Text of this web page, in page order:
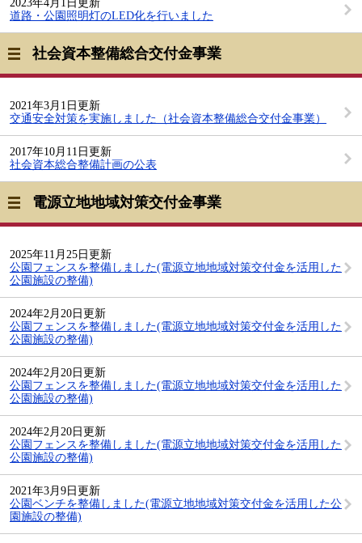
2023年4月1日更新
道路・公園照明灯のLED化を行いました
社会資本整備総合交付金事業
2021年3月1日更新
交通安全対策を実施しました（社会資本整備総合交付金事業）
2017年10月11日更新
社会資本総合整備計画の公表
電源立地地域対策交付金事業
2025年11月25日更新
公園フェンスを整備しました(電源立地地域対策交付金を活用した
公園施設の整備)
2024年2月20日更新
公園フェンスを整備しました(電源立地地域対策交付金を活用した
公園施設の整備)
2024年2月20日更新
公園フェンスを整備しました(電源立地地域対策交付金を活用した
公園施設の整備)
2024年2月20日更新
公園フェンスを整備しました(電源立地地域対策交付金を活用した
公園施設の整備)
2021年3月9日更新
公園ベンチを整備しました(電源立地地域対策交付金を活用した公
園施設の整備)